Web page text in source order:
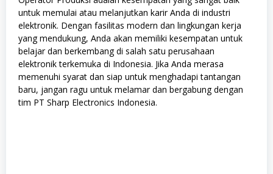
untuk memulai atau melanjutkan karir Anda di industri
elektronik. Dengan fasilitas modern dan lingkungan kerja
yang mendukung, Anda akan memiliki kesempatan untuk
belajar dan berkembang di salah satu perusahaan
elektronik terkemuka di Indonesia. Jika Anda merasa
memenuhi syarat dan siap untuk menghadapi tantangan
baru, jangan ragu untuk melamar dan bergabung dengan
tim PT Sharp Electronics Indonesia.